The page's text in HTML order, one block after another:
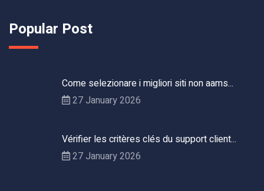
Popular Post
Come selezionare i migliori siti non aams...
27 January 2026
Vérifier les critères clés du support client...
27 January 2026